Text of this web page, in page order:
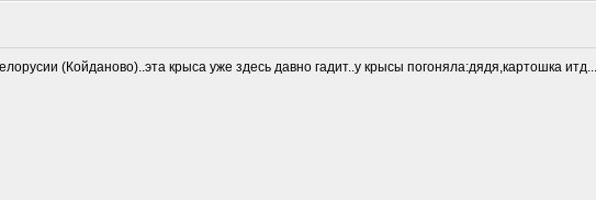
(Койданово)..эта крыса уже здесь давно гадит..у крысы погоняла:дядя,картошка